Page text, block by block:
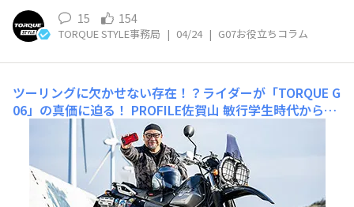
15 154
TORQUE STYLE事務局 | 04/24 | G07お役立ちコラム
ツーリングに欠かせない存在！？ライダーが「TORQUE G
06」の真価に迫る！ PROFILE佐賀山 敏行学生時代からの
バイク好きが高じて、オートバイ専門誌『カスタムバーニ
ング』やムック『ハーレー・バガースタイル』などの編集
長を歴任。現在はフリーランスとしてバイク業界を中心
に、様々な分野での執筆・編集活動を行っている。愛車は
今回のツーリングで使用したHonda XR BAJA（